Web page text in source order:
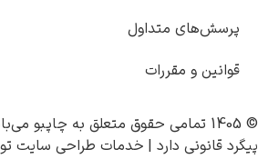
متداول
مقررات
چاپبومی‌باشد و هر
دارد |خدمات طراحی سایتتوسطگروه